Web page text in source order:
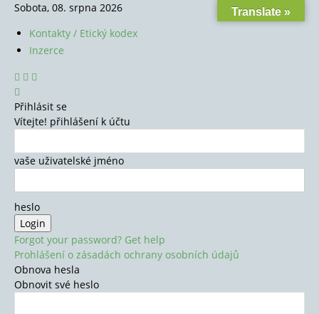
Sobota, 08. srpna 2026
Kontakty / Etický kodex
Inzerce
Přihlásit se
Vítejte! přihlášení k účtu
vaše uživatelské jméno
heslo
Forgot your password? Get help
Prohlášení o zásadách ochrany osobních údajů
Obnova hesla
Obnovit své heslo
Translate »